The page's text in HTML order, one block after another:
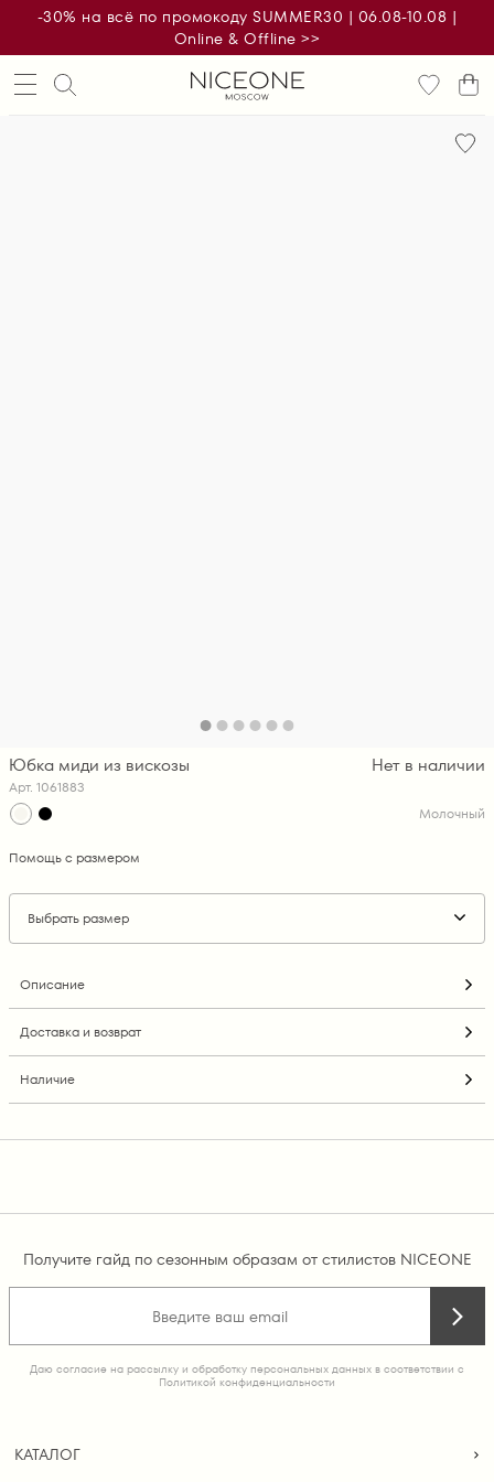
-30% на всё по промокоду SUMMER30 | 06.08-10.08 |
Online & Offline >>
Юбка миди из вискозы
Арт. 1061883
Нет в наличии
Молочный
Помощь с размером
Выбрать размер
Описание
Доставка и возврат
Наличие
Получите гайд по сезонным образам от стилистов NICEONE
Даю согласие на рассылку и обработку персональных данных в соответствии с
Политикой конфиденциальности
КАТАЛОГ